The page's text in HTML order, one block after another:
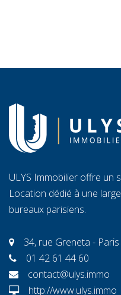
ULYS Immobilier offre un
Location dédié à une
bureaux parisiens.
34, rue Greneta -
01 42 61 44 60
contact@ulys.immo
http://www.ulys.immo